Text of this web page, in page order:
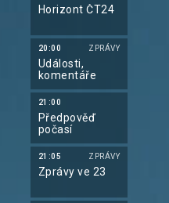
Horizont ČT24
20:00 ZPRÁVY
Události,
komentáře
21:00
Předpověď
počasí
21:05 ZPRÁVY
Zprávy ve 23